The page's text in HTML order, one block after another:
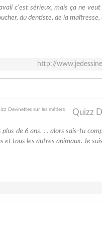
c'est sérieux, mais ça ne
du dentiste, de la maîtresse,
http://
Quizz
plus de 6 ans. . . alors sais-tu
et tous les autres animaux. Je